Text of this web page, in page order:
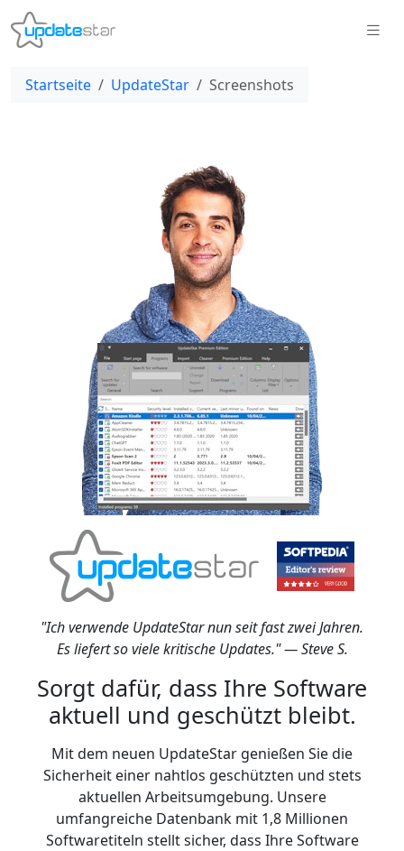
Startseite UpdateStar Screenshots
"Ich verwende UpdateStar nun seit fast zwei Jahren.
Es liefert so viele kritische Updates." — Steve S.
Sorgt dafür, dass Ihre Software
aktuell und geschützt bleibt.
Mit dem neuen UpdateStar genießen Sie die
Sicherheit einer nahtlos geschützten und stets
aktuellen Arbeitsumgebung. Unsere
umfangreiche Datenbank mit 1,8 Millionen
Softwaretiteln stellt sicher, dass Ihre Software